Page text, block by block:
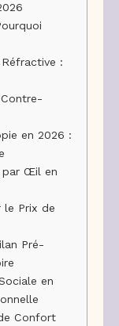
:
en 2026 :
par Œil en
le Prix de
Pré-
en
Confort